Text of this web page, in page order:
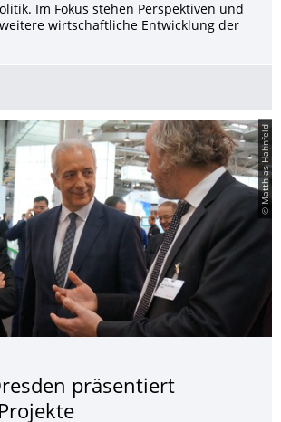
Im Fokus stehen Perspektiven und
wirtschaftliche Entwicklung der
© Matthias Hahnfeld
präsentiert